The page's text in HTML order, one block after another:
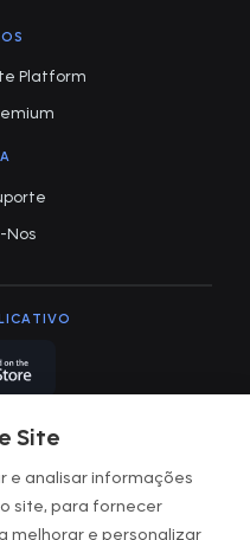
Site
e analisar informações
site, para fornecer
melhorar e personalizar
Platform
Nos